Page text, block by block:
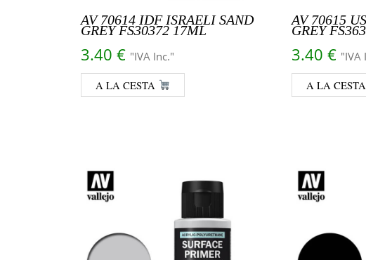
AV 70614 IDF ISRAELI SAND
GREY FS30372 17ML
3.40 € "IVA Inc."
A LA CESTA
AV 70615
GREY
3.40 € "IVA
A LA CESTA